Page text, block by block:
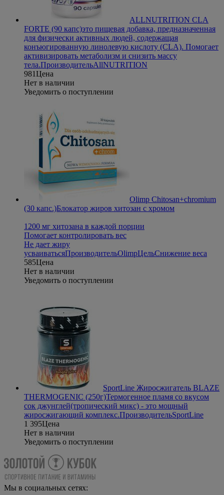
ALLNUTRITION CLA
FORTE (90 капс)это пищевая добавка, предназначенная
для физически активных людей, содержащая
конъюгированную линолевую кислоту (CLA). Помогает
активизировать метаболизм и снизить массу
тела.ПроизводительAllNUTRITION
981Цена
Нет в наличии
Уведомить о поступлении
Olimp Chitosan+chromium
(30 капс.)Блокатор жиров хитозан с хромом
1200 мг хитозана в каждой порции
Помогает контролировать вес
Не дает жиру
усваиватьсяПроизводительOlimpЦельСнижение веса
585Цена
Нет в наличии
Уведомить о поступлении
SportLine Жиросжигатель BLAZE
THERMOGENIC (250г)Термогенное пламя со вкусом
сок джунглей(тропический микс) - это мощный
жиросжигающий комплекс.ПроизводительSportLine
1 395Цена
Нет в наличии
Уведомить о поступлении
Мы в социальных сетях: